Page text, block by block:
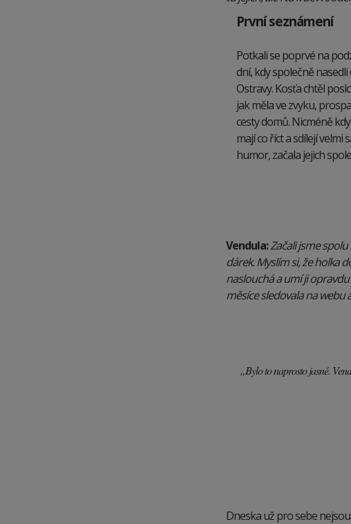
První seznámení
Potkali se poprvé na
dní, kdy společně
Ostravy. Kosťa chtěl
jak měla ve zvyku,
cesty domů. Nicméně
mají co říct a sdílejí velmi
humor, začala jejich
Vendula:Začali jsme
dárek. Myslím si, že holka
naslouchá a umí ji
měsíce sledovala na webu
„Bylo to naprosto jasné.
Dneska už pro sebe